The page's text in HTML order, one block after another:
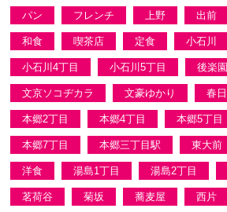
パン フレンチ 上野 出前
和食 喫茶店 定食 小石川
小石川4丁目 小石川5丁目 後楽園
文京ソコヂカラ 文豪ゆかり 春日
本郷2丁目 本郷4丁目 本郷5丁目
本郷7丁目 本郷三丁目駅 東大前
洋食 湯島1丁目 湯島2丁目
茗荷谷 菊坂 蕎麦屋 西片